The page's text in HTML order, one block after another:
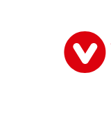
Finanzen